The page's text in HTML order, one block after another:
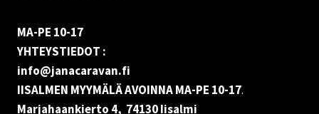
MA-PE 10-17
YHTEYSTIEDOT :
info@janacaravan.fi
IISALMEN MYYMÄLÄ AVOINNA MA-PE 10-17.
Marjahaankierto 4, 74130 Iisalmi